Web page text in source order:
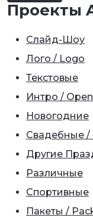
Проекты
Слайд-Шоу
Лого / Logo
Текстовые
Интро /
Новогодние
Свадебные /
Другие
Различные
Спортивные
Пакеты /